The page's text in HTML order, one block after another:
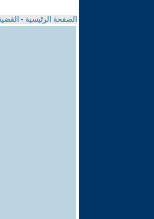
الصفحة الرئيسية -